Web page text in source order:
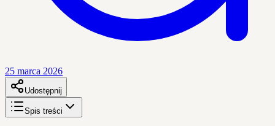
25 marca 2026
Udostępnij
Spis treści